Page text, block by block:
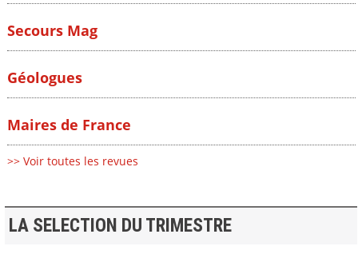
Secours Mag
Géologues
Maires de France
>> Voir toutes les revues
LA SELECTION DU TRIMESTRE